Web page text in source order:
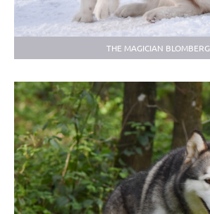
THE MAGICIAN BLOMBERG